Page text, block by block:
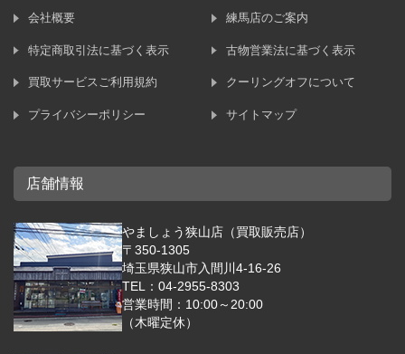
会社概要 練馬店のご案内
特定商取引法に基づく表示 古物営業法に基づく表示
買取サービスご利用規約 クーリングオフについて
プライバシーポリシー サイトマップ
店舗情報
やましょう狭山店（買取販売店）
〒350-1305
埼玉県狭山市入間川4-16-26
TEL：04-2955-8303
営業時間：10:00～20:00
（木曜定休）